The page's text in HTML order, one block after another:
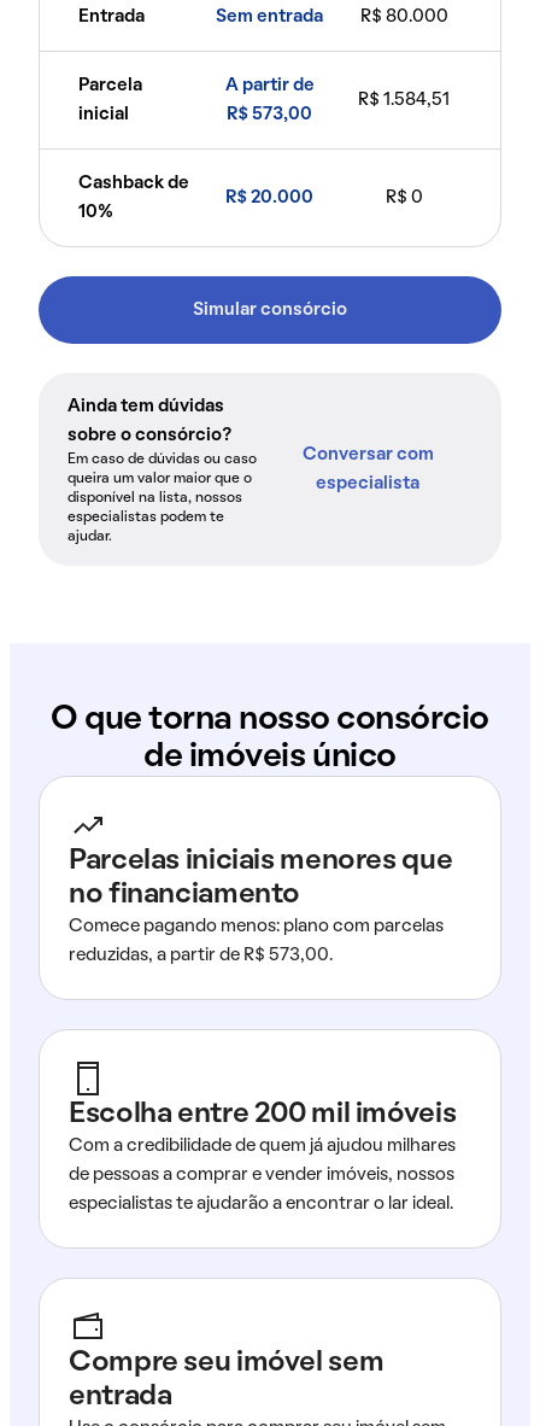
Entrada Sem entrada R$ 80.000
Parcela
inicial
A partir de
R$ 573,00
R$ 1.584,51
Cashback de
10%
R$ 20.000 R$ 0
Simular consórcio
Ainda tem dúvidas
sobre o consórcio?
Em caso de dúvidas ou caso
queira um valor maior que o
disponível na lista, nossos
especialistas podem te
ajudar.
Conversar com
especialista
O que torna nosso consórcio
de imóveis único
Parcelas iniciais menores que
no financiamento
Comece pagando menos: plano com parcelas
reduzidas, a partir de R$ 573,00.
Escolha entre 200 mil imóveis
Com a credibilidade de quem já ajudou milhares
de pessoas a comprar e vender imóveis, nossos
especialistas te ajudarão a encontrar o lar ideal.
Compre seu imóvel sem
entrada